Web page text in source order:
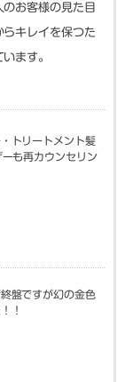
お客様の見た目
キレイを保つた
ます。
トリートメント髪
も再カウンセリン
盤ですが幻の金色
！